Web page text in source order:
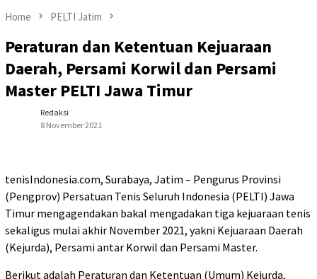
Home PELTI Jatim
Peraturan dan Ketentuan Kejuaraan
Daerah, Persami Korwil dan Persami
Master PELTI Jawa Timur
Redaksi
8 November 2021
tenisIndonesia.com, Surabaya, Jatim – Pengurus Provinsi
(Pengprov) Persatuan Tenis Seluruh Indonesia (PELTI) Jawa
Timur mengagendakan bakal mengadakan tiga kejuaraan tenis
sekaligus mulai akhir November 2021, yakni Kejuaraan Daerah
(Kejurda), Persami antar Korwil dan Persami Master.
Berikut adalah Peraturan dan Ketentuan (Umum) Kejurda,